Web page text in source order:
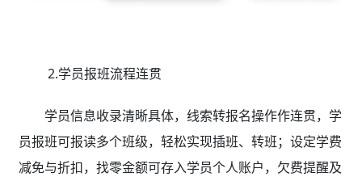
2.学员报班流程连贯
学员信息收录清晰具体，线索转报名操作作连贯，学
员报班可报读多个班级，轻松实现插班、转班；设定学费
减免与折扣，找零金额可存入学员个人账户，欠费提醒及